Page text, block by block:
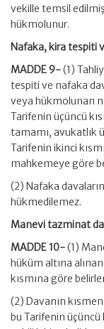
vekille temsil
hükmolunur.
Nafaka, kira tespiti
MADDE 9-(1)
tespiti ve nafaka
veya hükmolunan
Tarifenin üçüncü
tamamı, avukatlık
Tarifenin ikinci
mahkemeye göre
(2) Nafaka
hükmedilemez.
Manevi tazminat
MADDE 10-(1)
hüküm altına
kısmına göre
(2) Davanın
bu Tarifenin üçüncü